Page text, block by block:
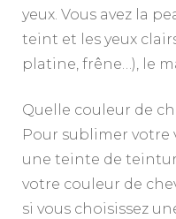
yeux. Vous avez la
teint et les yeux
platine, frêne…), le
Quelle couleur de
Pour sublimer votre
une teinte de
votre couleur de
si vous choisissez